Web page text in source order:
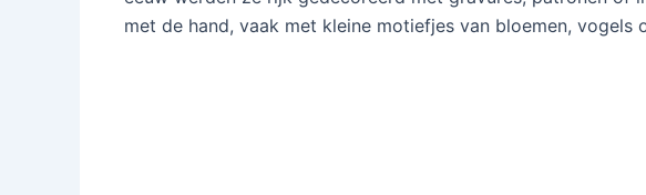
met de hand, vaak met kleine motiefjes van bloemen, vogels